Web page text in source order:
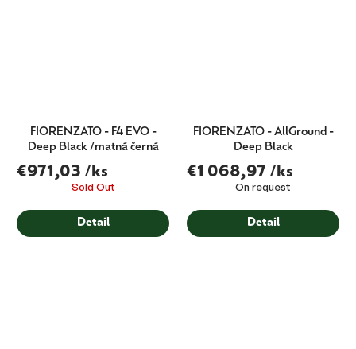
FIORENZATO - F4 EVO -
Deep Black /matná černá
€971,03 /ks
Sold Out
Detail
FIORENZATO - AllGround -
Deep Black
€1 068,97 /ks
On request
Detail